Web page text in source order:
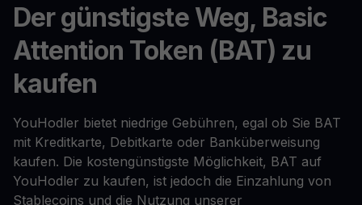
Der günstigste Weg, Basic
Attention Token (BAT) zu
kaufen
YouHodler bietet niedrige Gebühren, egal ob Sie BAT
mit Kreditkarte, Debitkarte oder Banküberweisung
kaufen. Die kostengünstigste Möglichkeit, BAT auf
YouHodler zu kaufen, ist jedoch die Einzahlung von
Stablecoins und die Nutzung unserer